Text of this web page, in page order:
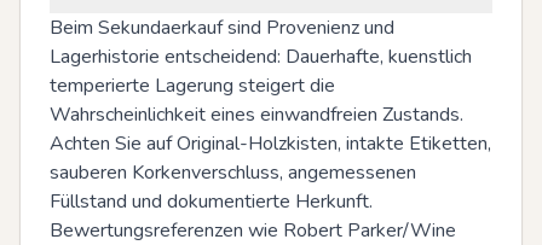
Beim Sekundaerkauf sind Provenienz und
Lagerhistorie entscheidend: Dauerhafte, kuenstlich
temperierte Lagerung steigert die
Wahrscheinlichkeit eines einwandfreien Zustands.
Achten Sie auf Original-Holzkisten, intakte Etiketten,
sauberen Korkenverschluss, angemessenen
Füllstand und dokumentierte Herkunft.
Bewertungsreferenzen wie Robert Parker/Wine